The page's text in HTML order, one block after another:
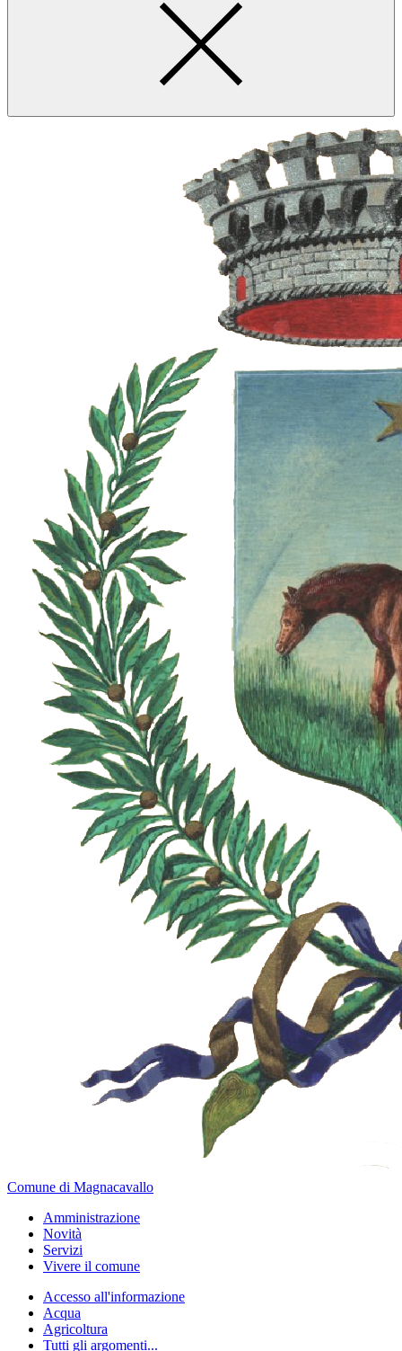
Comune di Magnacavallo
Amministrazione
Novità
Servizi
Vivere il comune
Accesso all'informazione
Acqua
Agricoltura
Tutti gli argomenti...